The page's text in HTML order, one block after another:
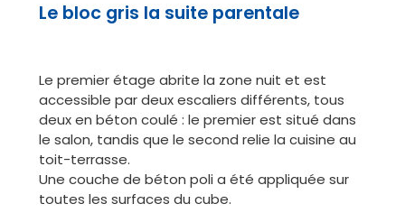
Le bloc gris la suite parentale
Le premier étage abrite la zone nuit et est
accessible par deux escaliers différents, tous
deux en béton coulé : le premier est situé dans
le salon, tandis que le second relie la cuisine au
toit-terrasse.
Une couche de béton poli a été appliquée sur
toutes les surfaces du cube.